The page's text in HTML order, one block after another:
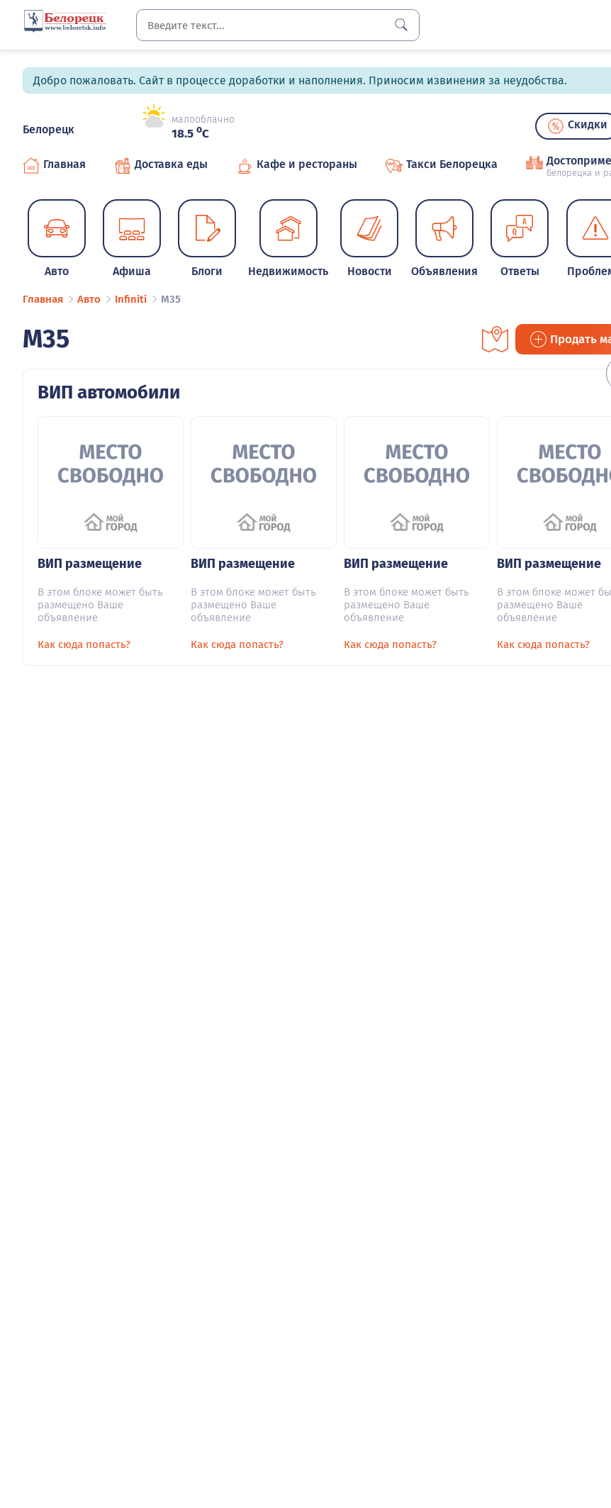
Добро пожаловать. Сайт в процессе доработки и наполнения. Приносим извинения за неудобства.
Белорецк
малооблачно
18.5 oC
Скидки
Главная Доставка еды Кафе и рестораны Такси Белорецка
Белорецка и
Авто Афиша Блоги Недвижимость Новости Объявления Ответы
Главная Авто Infiniti M35
M35 Продать
ВИП автомобили
ВИП размещение
В этом блоке может быть
размещено Ваше
объявление
Как сюда попасть?
ВИП размещение
В этом блоке может быть
размещено Ваше
объявление
Как сюда попасть?
ВИП размещение
В этом блоке может быть
размещено Ваше
объявление
Как сюда попасть?
ВИП размещение
В этом блоке может
размещено Ваше
объявление
Как сюда попасть?